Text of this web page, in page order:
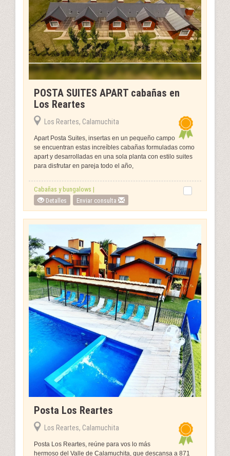
POSTA SUITES APART cabañas en
Los Reartes
Los Reartes, Calamuchita
Apart Posta Suites, insertas en un pequeño campo
se encuentran estas increíbles cabañas formuladas como
apart y desarrolladas en una sola planta con estilo suites
para disfrutar en pareja todo el año,
Cabañas y bungalows |
Detalles
Enviar consulta
Posta Los Reartes
Los Reartes, Calamuchita
Posta Los Reartes, reúne para vos lo más
hermoso del Valle de Calamuchita, que descansa a 871